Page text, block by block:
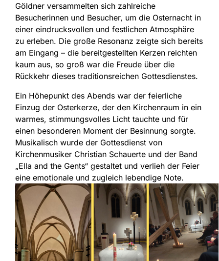
Göldner versammelten sich zahlreiche
Besucherinnen und Besucher, um die Osternacht in
einer eindrucksvollen und festlichen Atmosphäre
zu erleben. Die große Resonanz zeigte sich bereits
am Eingang – die bereitgestellten Kerzen reichten
kaum aus, so groß war die Freude über die
Rückkehr dieses traditionsreichen Gottesdienstes.
Ein Höhepunkt des Abends war der feierliche
Einzug der Osterkerze, der den Kirchenraum in ein
warmes, stimmungsvolles Licht tauchte und für
einen besonderen Moment der Besinnung sorgte.
Musikalisch wurde der Gottesdienst von
Kirchenmusiker Christian Schauerte und der Band
„Ella and the Gents“ gestaltet und verlieh der Feier
eine emotionale und zugleich lebendige Note.